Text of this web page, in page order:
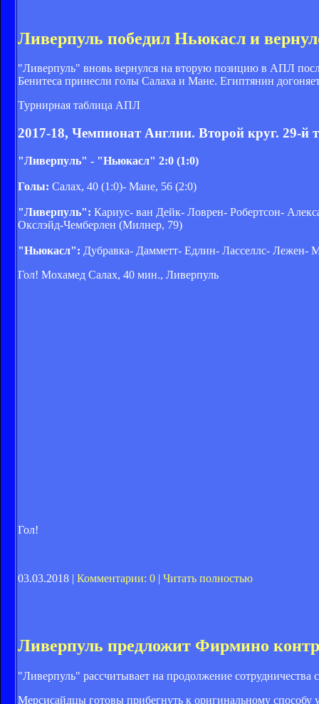
Ливерпуль победил Ньюкасл и
"Ливерпуль" вновь вернулся на вторую позицию в АПЛ
Бенитеса принесли голы Салаха и Мане. Египтянин
Турнирная таблица АПЛ
2017-18, Чемпионат Англии. Второй круг. 29-й
"Ливерпуль" - "Ньюкасл" 2:0 (1:0)
Голы: Салах, 40 (1:0)- Мане, 56 (2:0)
"Ливерпуль": Кариус- ван Дейк- Ловрен- Робертсон-
Окслэйд-Чемберлен (Милнер, 79)
"Ньюкасл": Дубравка- Дамметт- Едлин- Ласселлс- Лежен-
Гол! Мохамед Салах, 40 мин., Ливерпуль
Гол!
03.03.2018 | Комментарии: 0 | Читать полностью
Ливерпуль предложит Фирмино
"Ливерпуль" рассчитывает на продолжение
Мерсисайдцы готовы прибегнуть к оригинальному способу